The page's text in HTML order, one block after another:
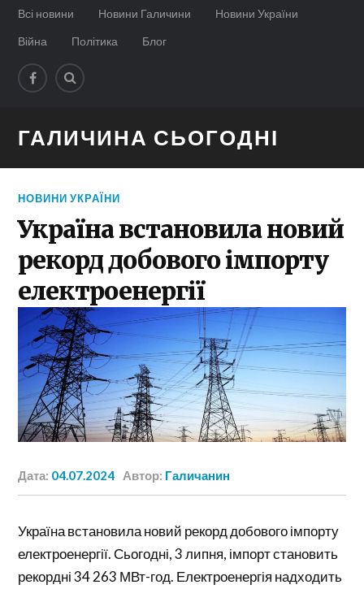
Всі новини Новини Галичини
Новини України
Війна
Політика Блог
ГАЛИЧИНА СЬОГОДНІ
НОВИНИ УКРАЇНИ
Україна встановила новий
рекорд добового імпорту
електроенергії
Дата: 04.07.2024 Автор: Галичанин
Україна встановила новий рекорд добового імпорту
електроенергії. Сьогодні, 3 липня, імпорт становить
рекордні 34 263 МВт-год. Електроенергія надходить